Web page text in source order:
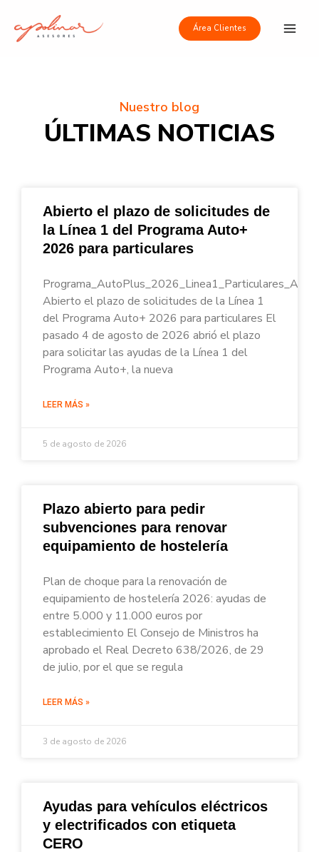
contenido
Área Clientes
Nuestro blog
ÚLTIMAS NOTICIAS
Abierto el plazo de solicitudes de
la Línea 1 del Programa Auto+
2026 para particulares
Abierto el plazo de solicitudes de la Línea 1
del Programa Auto+ 2026 para particulares El
pasado 4 de agosto de 2026 abrió el plazo
para solicitar las ayudas de la Línea 1 del
Programa Auto+, la nueva
LEER MÁS »
5 de agosto de 2026
Plazo abierto para pedir
subvenciones para renovar
equipamiento de hostelería
Plan de choque para la renovación de
equipamiento de hostelería 2026: ayudas de
entre 5.000 y 11.000 euros por
establecimiento El Consejo de Ministros ha
aprobado el Real Decreto 638/2026, de 29
de julio, por el que se regula
LEER MÁS »
3 de agosto de 2026
Ayudas para vehículos eléctricos
y electrificados con etiqueta
CERO